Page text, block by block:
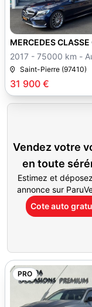
31 900 €
MERCEDES
2017 -
Saint-Pierre (97410)
Vendez votre
en toute
Estimez et
annonce sur
Cote auto
PRO